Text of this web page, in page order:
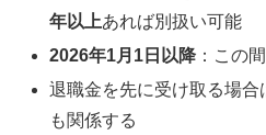
年以上あれば別扱い可能
2026年1月1日以降 ：この
退職金を先に受け取る場合
も関係する